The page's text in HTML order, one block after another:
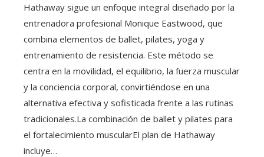
Hathaway sigue un enfoque integral diseñado por la
entrenadora profesional Monique Eastwood, que
combina elementos de ballet, pilates, yoga y
entrenamiento de resistencia. Este método se
centra en la movilidad, el equilibrio, la fuerza muscular
y la conciencia corporal, convirtiéndose en una
alternativa efectiva y sofisticada frente a las rutinas
tradicionales.La combinación de ballet y pilates para
el fortalecimiento muscularEl plan de Hathaway
incluye…